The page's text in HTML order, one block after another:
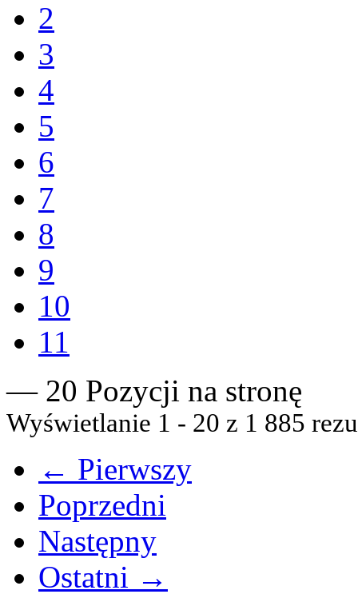
2
3
4
5
6
7
8
9
10
11
— 20 Pozycji na stronę
Wyświetlanie 1 - 20 z 1 885
← Pierwszy
Poprzedni
Następny
Ostatni →